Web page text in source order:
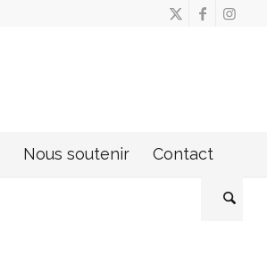
Nous soutenir Contact